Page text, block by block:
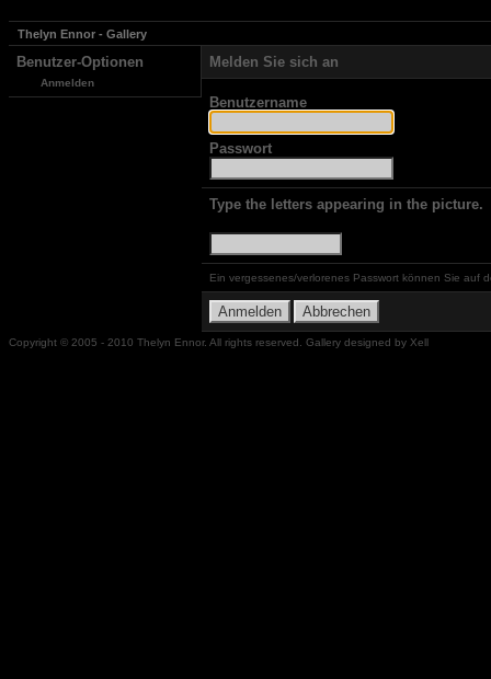
Thelyn Ennor - Gallery
Benutzer-Optionen
Anmelden
Melden Sie sich an
Benutzername
Passwort
Type the letters appearing in the picture.
Ein vergessenes/verlorenes Passwort können Sie auf
Copyright © 2005 - 2010 Thelyn Ennor. All rights reserved. Gallery designed by Xell